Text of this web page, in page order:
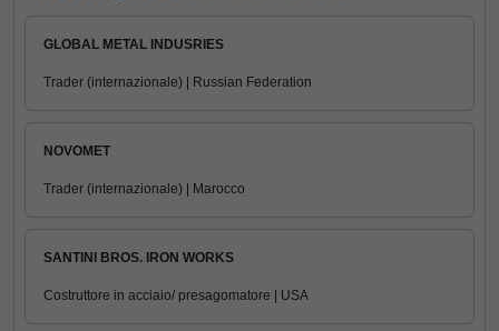
GLOBAL METAL INDUSRIES
Trader (internazionale) | Russian Federation
NOVOMET
Trader (internazionale) | Marocco
SANTINI BROS. IRON WORKS
Costruttore in acciaio/ presagomatore | USA